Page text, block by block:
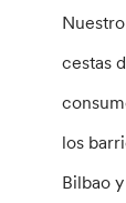
cestas
los
Bilbao